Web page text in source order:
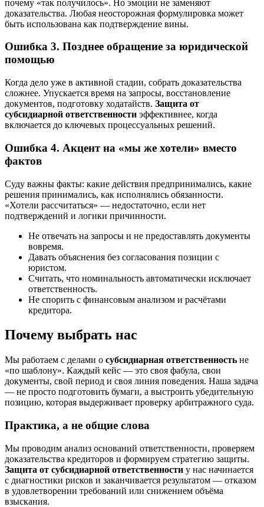
почему «так получилось». Но эмоции не заменяют
доказательства. Любая неосторожная формулировка может
быть использована как подтверждение вины.
Ошибка 3. Позднее обращение за юридической
помощью
Когда дело уже в активной стадии, собрать доказательства
сложнее. Упускается время на запросы, восстановление
документов, подготовку ходатайств. Защита от
субсидиарной ответственности эффективнее, когда
включается до ключевых процессуальных решений.
Ошибка 4. Акцент на «мы же хотели» вместо
фактов
Суду важны факты: какие действия предпринимались, какие
решения принимались, как исполнялись обязанности.
«Хотели рассчитаться» — недостаточно, если нет
подтверждений и логики причинности.
Не отвечать на запросы и не предоставлять документы
вовремя.
Давать объяснения без согласования позиции с
юристом.
Считать, что номинальность автоматически исключает
ответственность.
Не спорить с финансовым анализом и расчётами
кредитора.
Почему выбрать нас
Мы работаем с делами о субсидиарная ответственность не
«по шаблону». Каждый кейс — это своя фабула, свои
документы, свой период и своя линия поведения. Наша задача
— не просто подготовить бумаги, а выстроить убедительную
позицию, которая выдерживает проверку арбитражного суда.
Практика, а не общие слова
Мы проводим анализ оснований ответственности, проверяем
доказательства кредиторов и формируем стратегию защиты.
Защита от субсидиарной ответственности у нас начинается
с диагностики рисков и заканчивается результатом — отказом
в удовлетворении требований или снижением объёма
взыскания.